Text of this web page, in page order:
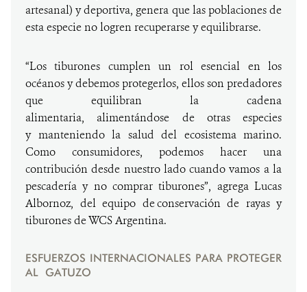
artesanal) y deportiva, genera que las poblaciones de
esta especie no logren recuperarse y equilibrarse.
“Los tiburones cumplen un rol esencial en los
océanos y debemos protegerlos, ellos son predadores
que equilibran la cadena
alimentaria, alimentándose de otras especies
y manteniendo la salud del ecosistema marino.
Como consumidores, podemos hacer una
contribución desde nuestro lado cuando vamos a la
pescadería y no comprar tiburones”, agrega Lucas
Albornoz, del equipo de conservación de rayas y
tiburones de WCS Argentina.
ESFUERZOS INTERNACIONALES PARA PROTEGER
AL GATUZO